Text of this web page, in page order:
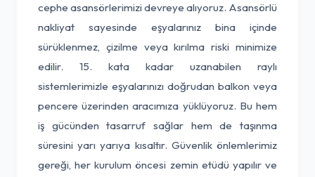
cephe asansörlerimizi devreye alıyoruz. Asansörlü
nakliyat sayesinde eşyalarınız bina içinde
sürüklenmez, çizilme veya kırılma riski minimize
edilir. 15. kata kadar uzanabilen raylı
sistemlerimizle eşyalarınızı doğrudan balkon veya
pencere üzerinden aracımıza yüklüyoruz. Bu hem
iş gücünden tasarruf sağlar hem de taşınma
süresini yarı yarıya kısaltır. Güvenlik önlemlerimiz
gereği, her kurulum öncesi zemin etüdü yapılır ve